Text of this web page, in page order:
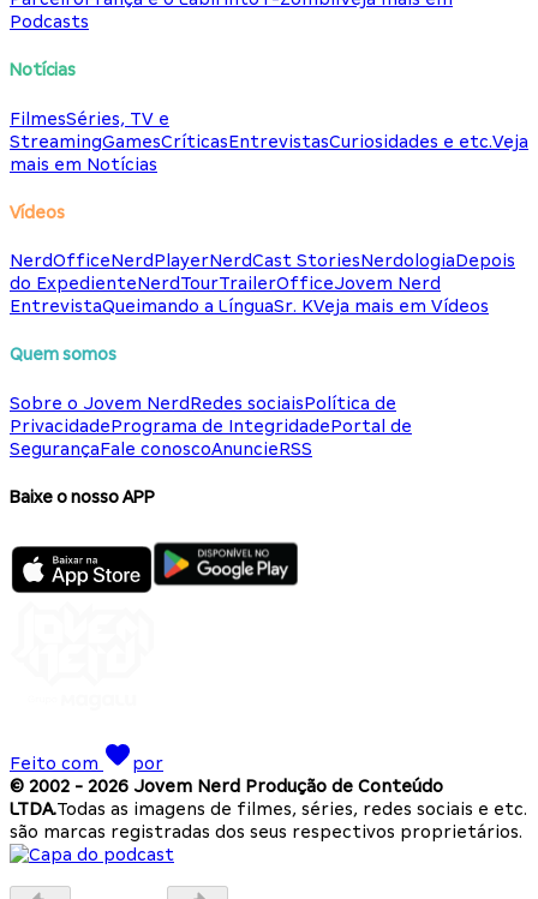
Podcasts
Notícias
FilmesSéries, TV e
StreamingGamesCríticasEntrevistasCuriosidades e etc.Veja
mais em Notícias
Vídeos
NerdOfficeNerdPlayerNerdCast StoriesNerdologiaDepois
do ExpedienteNerdTourTrailerOfficeJovem Nerd
EntrevistaQueimando a LínguaSr. KVeja mais em Vídeos
Quem somos
Sobre o Jovem NerdRedes sociaisPolítica de
PrivacidadePrograma de IntegridadePortal de
SegurançaFale conoscoAnuncieRSS
Baixe o nosso APP
Feito com
por
© 2002 - 2026 Jovem Nerd Produção de Conteúdo
LTDA.Todas as imagens de filmes, séries, redes sociais e etc.
são marcas registradas dos seus respectivos proprietários.